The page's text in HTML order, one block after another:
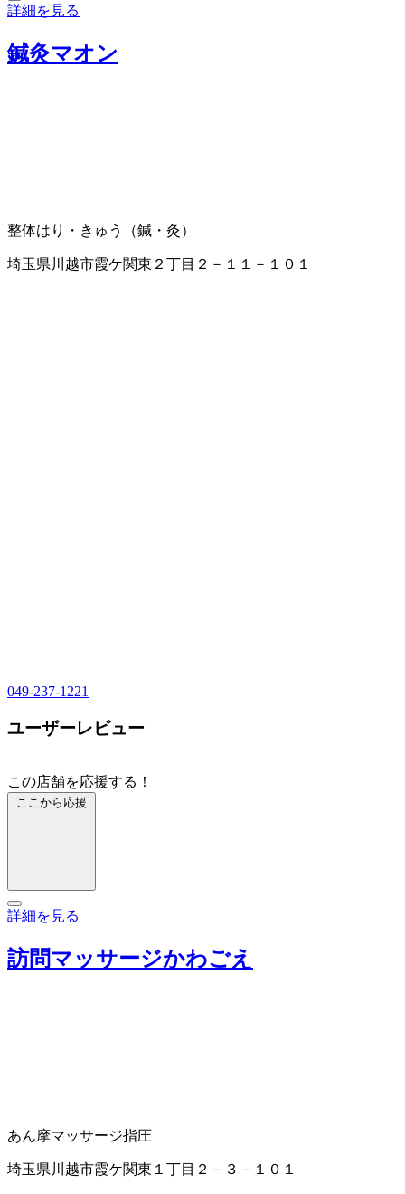
詳細を見る
鍼灸マオン
整体はり・きゅう（鍼・灸）
埼玉県川越市霞ケ関東２丁目２－１１－１０１
049-237-1221
ユーザーレビュー
この店舗を応援する！
ここから応援
詳細を見る
訪問マッサージかわごえ
あん摩マッサージ指圧
埼玉県川越市霞ケ関東１丁目２－３－１０１